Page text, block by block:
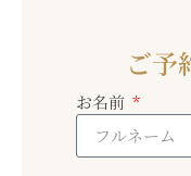
ご予
お名前